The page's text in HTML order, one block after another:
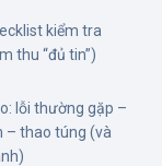
kiểm tra
thu “đủ tin”)
lỗi thường gặp –
– thao túng (và